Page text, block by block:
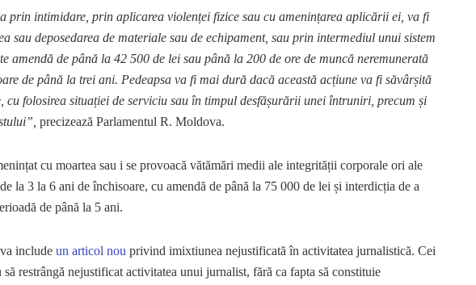
prin intimidare, prin aplicarea violenței fizice sau cu amenințarea aplicării ei, va fi
sau deposedarea de materiale sau de echipament, sau prin intermediul unui sistem
amendă de până la 42 500 de lei sau până la 200 de ore de muncă neremunerată
de până la trei ani. Pedeapsa va fi mai dură dacă această acțiune va fi săvârșită
cu folosirea situației de serviciu sau în timpul desfășurării unei întruniri, precum și
precizează Parlamentul R. Moldova.
cu moartea sau i se provoacă vătămări medii ale integrității corporale ori ale
la 3 la 6 ani de închisoare, cu amendă de până la 75 000 de lei și interdicția de a
de până la 5 ani.
include un articol nou privind imixtiunea nejustificată în activitatea jurnalistică. Cei
restrângă nejustificat activitatea unui jurnalist, fără ca fapta să constituie